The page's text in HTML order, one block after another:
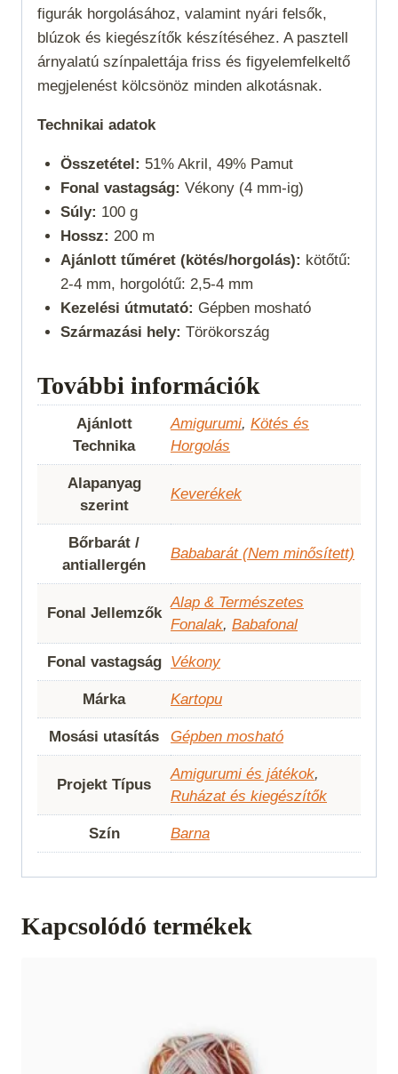
figurák horgolásához, valamint nyári felsők,
blúzok és kiegészítők készítéséhez. A pasztell
árnyalatú színpalettája friss és figyelemfelkeltő
megjelenést kölcsönöz minden alkotásnak.
Technikai adatok
Összetétel: 51% Akril, 49% Pamut
Fonal vastagság: Vékony (4 mm-ig)
Súly: 100 g
Hossz: 200 m
Ajánlott tűméret (kötés/horgolás): kötőtű:
2-4 mm, horgolótű: 2,5-4 mm
Kezelési útmutató: Gépben mosható
Származási hely: Törökország
További információk
Ajánlott
Technika
Amigurumi, Kötés és
Horgolás
Alapanyag
szerint
Keverékek
Bőrbarát /
antiallergén
Bababarát (Nem minősített)
Fonal Jellemzők
Alap & Természetes
Fonalak, Babafonal
Fonal vastagság Vékony
Márka Kartopu
Mosási utasítás Gépben mosható
Projekt Típus
Amigurumi és játékok,
Ruházat és kiegészítők
Szín Barna
Kapcsolódó termékek